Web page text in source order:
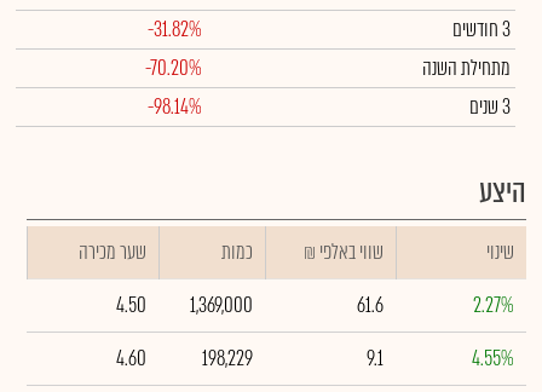
3 חודשים
-31.82%
מתחילת השנה
-70.20%
3 שנים
-98.14%
היצע
שינוי ₪ שווי באלפי כמות
שער מכירה
2.27%
61.6
1,369,000
4.50
4.55%
9.1
198,229
4.60